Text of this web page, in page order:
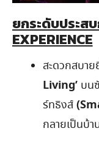
ยกระดับประส
EXPERIENCE
สะดวกสบา
Living’บนซั
ร์ทธิงส์(
กลายเป็นบ้า